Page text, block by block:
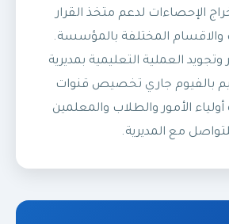
الإحصاءات لدعم متخذ القرار
والاقسام المختلفة بالمؤسسة.
العملية التعليمية بمديرية
بالفيوم جاري تخصيص قنوات
الأمور والطلاب والمعلمين
مع المديرية.